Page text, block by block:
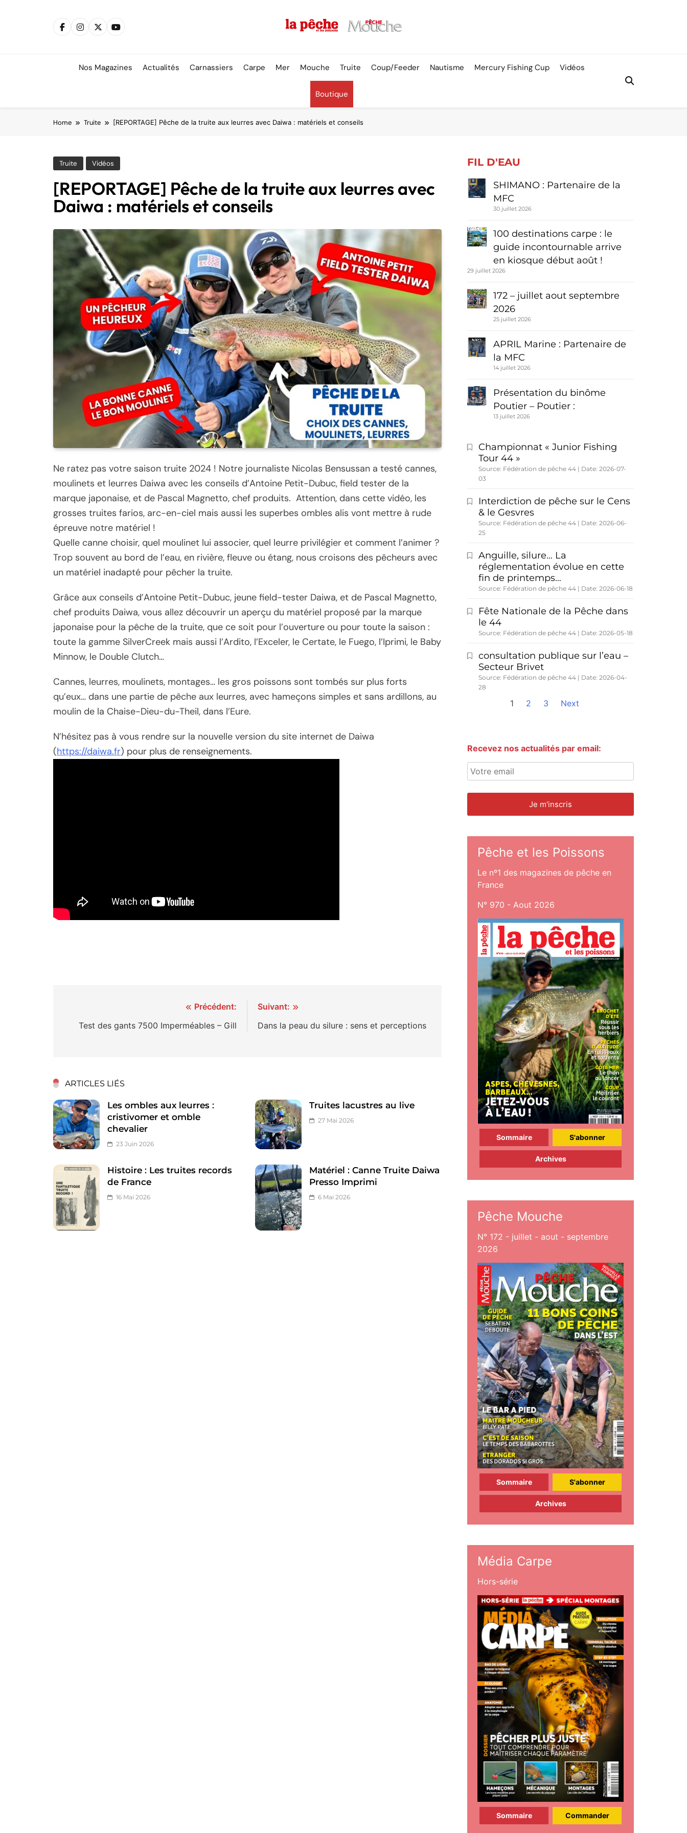
Nos Magazines Actualités Carnassiers Carpe Mer Mouche Truite Coup/Feeder Nautisme Mercury Fishing Cup Vidéos
Boutique
Home Truite [REPORTAGE] Pêche de la truite aux leurres avec Daiwa : matériels et conseils
Truite Vidéos
[REPORTAGE] Pêche de la truite aux leurres avec
Daiwa : matériels et conseils
Ne ratez pas votre saison truite 2024 ! Notre journaliste Nicolas Bensussan a testé cannes,
moulinets et leurres Daiwa avec les conseils d’Antoine Petit-Dubuc, field tester de la
marque japonaise, et de Pascal Magnetto, chef produits. Attention, dans cette vidéo, les
grosses truites farios, arc-en-ciel mais aussi les superbes ombles alis vont mettre à rude
épreuve notre matériel !
Quelle canne choisir, quel moulinet lui associer, quel leurre privilégier et comment l’animer ?
Trop souvent au bord de l’eau, en rivière, fleuve ou étang, nous croisons des pêcheurs avec
un matériel inadapté pour pêcher la truite.
Grâce aux conseils d’Antoine Petit-Dubuc, jeune field-tester Daiwa, et de Pascal Magnetto,
chef produits Daiwa, vous allez découvrir un aperçu du matériel proposé par la marque
japonaise pour la pêche de la truite, que ce soit pour l’ouverture ou pour toute la saison :
toute la gamme SilverCreek mais aussi l’Ardito, l’Exceler, le Certate, le Fuego, l’Iprimi, le Baby
Minnow, le Double Clutch…
Cannes, leurres, moulinets, montages… les gros poissons sont tombés sur plus forts
qu’eux… dans une partie de pêche aux leurres, avec hameçons simples et sans ardillons, au
moulin de la Chaise-Dieu-du-Theil, dans l’Eure.
N’hésitez pas à vous rendre sur la nouvelle version du site internet de Daiwa
(https://daiwa.fr) pour plus de renseignements.
Précédent:
Test des gants 7500 Imperméables – Gill
Suivant:
Dans la peau du silure : sens et perceptions
ARTICLES LIÉS
Les ombles aux leurres :
cristivomer et omble
chevalier
23 Juin 2026
Truites lacustres au live
27 Mai 2026
Histoire : Les truites records
de France
16 Mai 2026
Matériel : Canne Truite Daiwa
Presso Imprimi
6 Mai 2026
FIL D'EAU
SHIMANO : Partenaire de la
MFC
30 juillet 2026
100 destinations carpe : le
guide incontournable arrive
en kiosque début août !
29 juillet 2026
172 – juillet aout septembre
2026
25 juillet 2026
APRIL Marine : Partenaire de
la MFC
14 juillet 2026
Présentation du binôme
Poutier – Poutier :
13 juillet 2026
Championnat « Junior Fishing
Tour 44 »
Source: Fédération de pêche 44
Date: 2026-07-
03
Interdiction de pêche sur le Cens
& le Gesvres
Source: Fédération de pêche 44
Date: 2026-06-
25
Anguille, silure… La
réglementation évolue en cette
fin de printemps…
Source: Fédération de pêche 44 Date: 2026-06-18
Fête Nationale de la Pêche dans
le 44
Source: Fédération de pêche 44 Date: 2026-05-18
consultation publique sur l’eau –
Secteur Brivet
Source: Fédération de pêche 44
Date: 2026-04-
28
1 2 3 Next
Recevez nos actualités par email:
Pêche et les Poissons
Le nº1 des magazines de pêche en
France
N° 970 - Aout 2026
Sommaire S'abonner
Archives
Pêche Mouche
N° 172 - juillet - aout - septembre
2026
Sommaire S'abonner
Archives
Média Carpe
Hors-série
Sommaire Commander